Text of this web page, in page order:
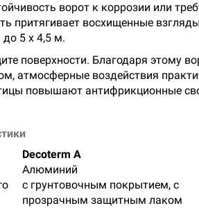
ворот к коррозии или
притягивает восхищенные
5 x 4,5 м.
поверхности. Благодаря этому
атмосферные воздействия
повышают антифрикционные
Decoterm A
Алюминий
с грунтовочным покрытием, с
прозрачным защитным лаком